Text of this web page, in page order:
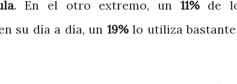
. En el otro extremo, un 11%de
su día a día, un 19%lo utiliza